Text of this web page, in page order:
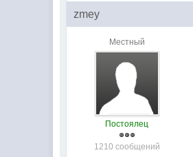
zmey
Местный
Постоялец
1210 сообщений